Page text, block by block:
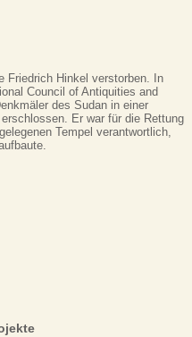
Friedrich Hinkel verstorben. In
Council of Antiquities and
des Sudan in einer
Er war für die Rettung
Tempel verantwortlich,